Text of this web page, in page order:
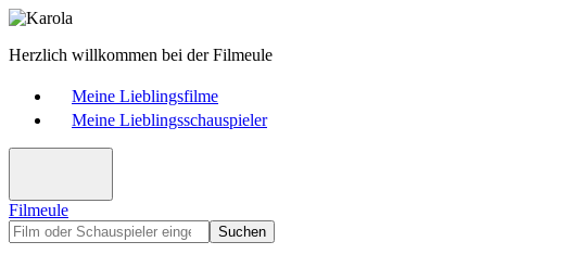
Herzlich willkommen bei der Filmeule
Meine Lieblingsfilme
Meine Lieblingsschauspieler
Filmeule
Suchen